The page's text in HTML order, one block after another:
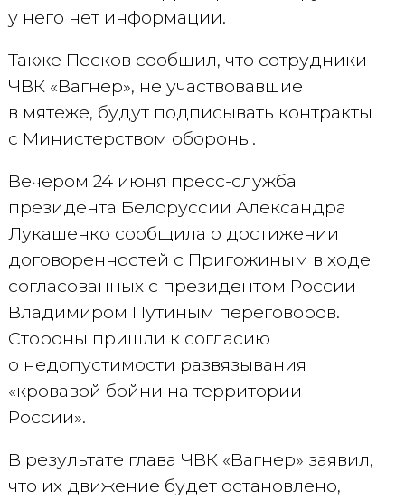
у него нет информации.
Также Песков сообщил, что сотрудники
ЧВК «Вагнер», не участвовавшие
в мятеже, будут подписывать контракты
с Министерством обороны.
Вечером 24 июня пресс-служба
президента Белоруссии Александра
Лукашенко сообщила о достижении
договоренностей с Пригожиным в ходе
согласованных с президентом России
Владимиром Путиным переговоров.
Стороны пришли к согласию
о недопустимости развязывания
«кровавой бойни на территории
России».
В результате глава ЧВК «Вагнер» заявил,
что их движение будет остановлено,